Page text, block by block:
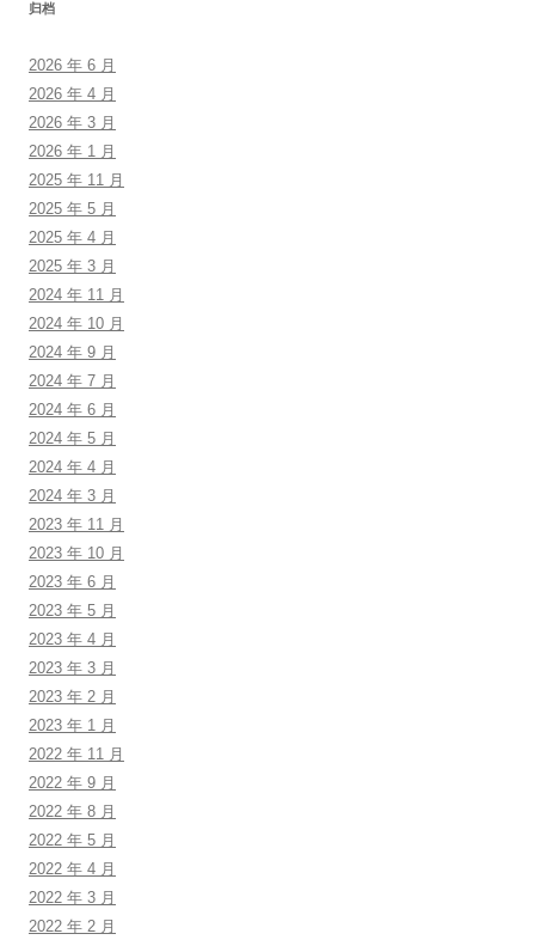
归档
2026 年 6 月
2026 年 4 月
2026 年 3 月
2026 年 1 月
2025 年 11 月
2025 年 5 月
2025 年 4 月
2025 年 3 月
2024 年 11 月
2024 年 10 月
2024 年 9 月
2024 年 7 月
2024 年 6 月
2024 年 5 月
2024 年 4 月
2024 年 3 月
2023 年 11 月
2023 年 10 月
2023 年 6 月
2023 年 5 月
2023 年 4 月
2023 年 3 月
2023 年 2 月
2023 年 1 月
2022 年 11 月
2022 年 9 月
2022 年 8 月
2022 年 5 月
2022 年 4 月
2022 年 3 月
2022 年 2 月